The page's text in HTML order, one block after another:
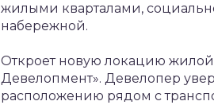
жилыми кварталами,
набережной.
Откроет новую локацию жилой
Девелопмент». Девелопер
расположению рядом с